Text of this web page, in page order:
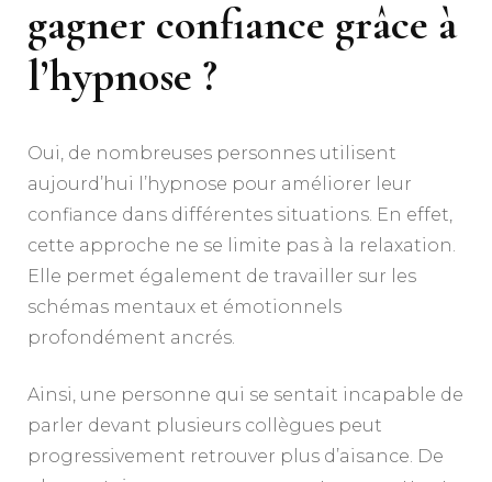
gagner confiance grâce à
l’hypnose ?
Oui, de nombreuses personnes utilisent
aujourd’hui l’hypnose pour améliorer leur
confiance dans différentes situations. En effet,
cette approche ne se limite pas à la relaxation.
Elle permet également de travailler sur les
schémas mentaux et émotionnels
profondément ancrés.
Ainsi, une personne qui se sentait incapable de
parler devant plusieurs collègues peut
progressivement retrouver plus d’aisance. De